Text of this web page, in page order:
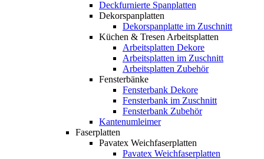
Deckfurnierte Spanplatten
Dekorspanplatten
Dekorspanplatte im Zuschnitt
Küchen & Tresen Arbeitsplatten
Arbeitsplatten Dekore
Arbeitsplatten im Zuschnitt
Arbeitsplatten Zubehör
Fensterbänke
Fensterbank Dekore
Fensterbank im Zuschnitt
Fensterbank Zubehör
Kantenumleimer
Faserplatten
Pavatex Weichfaserplatten
Pavatex Weichfaserplatten